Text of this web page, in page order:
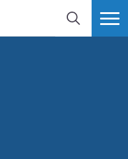
CHERCHER PLUS